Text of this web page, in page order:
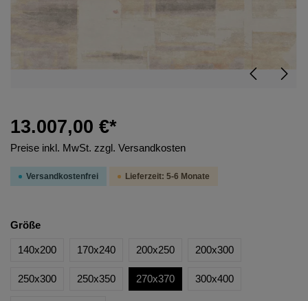
13.007,00 €*
Preise inkl. MwSt. zzgl. Versandkosten
Versandkostenfrei Lieferzeit: 5-6 Monate
Größe
140x200 170x240 200x250 200x300
250x300 250x350 270x370 300x400